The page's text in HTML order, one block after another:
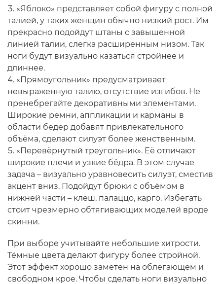
«Яблоко» представляет собой фигуру с полной
талией, у таких женщин обычно низкий рост. Им
прекрасно подойдут штаны с завышенной
линией талии, слегка расширенным низом. Так
ноги будут визуально казаться стройнее и
длиннее.
«Прямоугольник» предусматривает
невыраженную талию, отсутствие изгибов. Не
пренебрегайте декоративными элементами.
Широкие ремни, аппликации и карманы в
области бёдер добавят привлекательного
объёма, сделают силуэт более женственным.
«Перевёрнутый треугольник». Её отличают
широкие плечи и узкие бёдра. В этом случае
задача – визуально уравновесить силуэт, сместив
акцент вниз. Подойдут брюки с объёмом в
нижней части – клёш, палаццо, карго. Избегать
стоит чрезмерно обтягивающих моделей вроде
скинни.
При выборе учитывайте небольшие хитрости.
Тёмные цвета делают фигуру более стройной.
Этот эффект хорошо заметен на облегающем и
свободном крое. Чтобы сделать ноги визуально